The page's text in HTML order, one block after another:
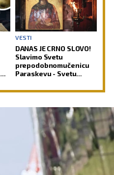
VESTI
DANAS JE CRNO SLOVO!
Slavimo Svetu
prepodobnomučenicu
Paraskevu - Svetu